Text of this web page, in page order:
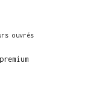
ouvrés